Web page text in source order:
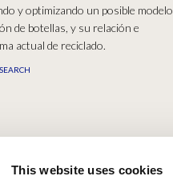
This website uses cookies
y optimizando un posible modelo
de botellas, y su relación e
actual de reciclado.